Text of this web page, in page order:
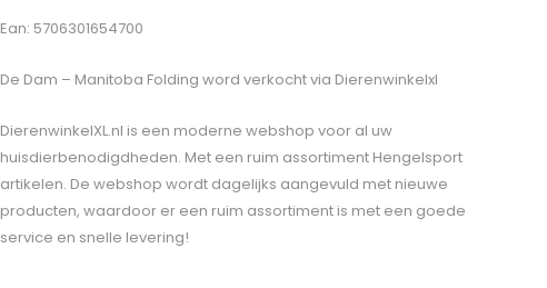
Ean: 5706301654700
De Dam – Manitoba Folding word verkocht via Dierenwinkelxl
DierenwinkelXL.nl is een moderne webshop voor al uw
huisdierbenodigdheden. Met een ruim assortiment Hengelsport
artikelen. De webshop wordt dagelijks aangevuld met nieuwe
producten, waardoor er een ruim assortiment is met een goede
service en snelle levering!